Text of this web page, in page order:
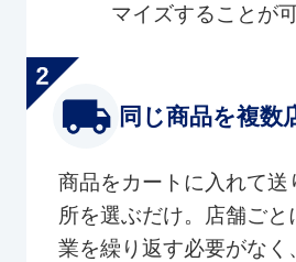
マイズすることが
同じ商品を複数
商品をカートに入れて送
所を選ぶだけ。店舗ご
業を繰り返す必要がなく